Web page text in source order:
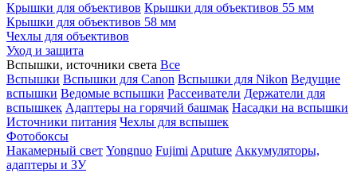
Крышки для объективов Крышки для объективов 55 мм
Крышки для объективов 58 мм
Чехлы для объективов
Уход и защита
Вспышки, источники света Все
Вспышки Вспышки для Canon Вспышки для Nikon Ведущие
вспышки Ведомые вспышки Рассеиватели Держатели для
вспышкек Адаптеры на горячий башмак Насадки на вспышки
Источники питания Чехлы для вспышек
Фотобоксы
Накамерный свет Yongnuo Fujimi Aputure Аккумуляторы,
адаптеры и ЗУ